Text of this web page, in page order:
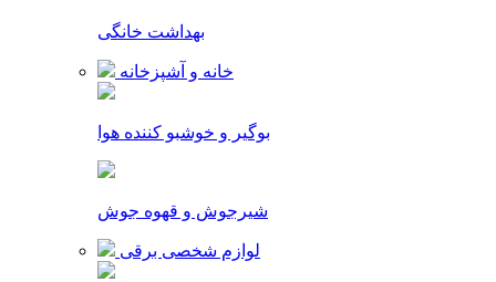
بهداشت خانگی
خانه و آشپزخانه
بوگیر و خوشبو کننده هوا
شیرجوش و قهوه جوش
لوازم شخصی برقی